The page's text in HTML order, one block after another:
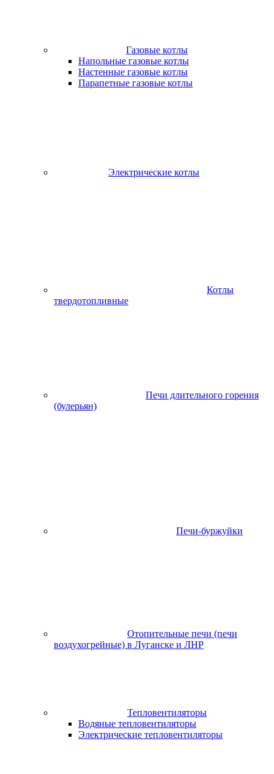
Газовые котлы
Напольные газовые котлы
Настенные газовые котлы
Парапетные газовые котлы
Электрические котлы
Котлы
твердотопливные
Печи длительного горения
(булерьян)
Печи-буржуйки
Отопительные печи (печи
воздухогрейные) в Луганске и ЛНР
Тепловентиляторы
Водяные тепловентиляторы
Электрические тепловентиляторы